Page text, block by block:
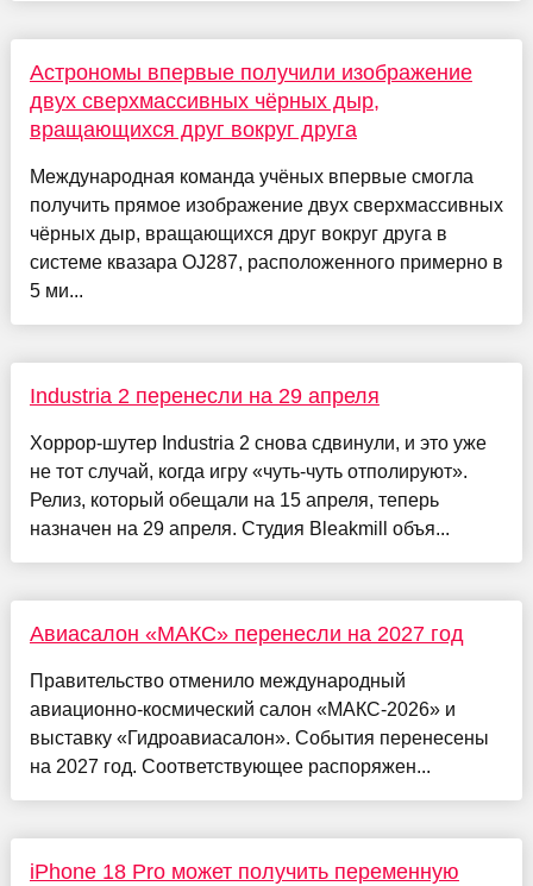
Астрономы впервые получили изображение
двух сверхмассивных чёрных дыр,
вращающихся друг вокруг друга
Международная команда учёных впервые смогла
получить прямое изображение двух сверхмассивных
чёрных дыр, вращающихся друг вокруг друга в
системе квазара OJ287, расположенного примерно в
5 ми...
Industria 2 перенесли на 29 апреля
Хоррор-шутер Industria 2 снова сдвинули, и это уже
не тот случай, когда игру «чуть-чуть отполируют».
Релиз, который обещали на 15 апреля, теперь
назначен на 29 апреля. Студия Bleakmill объя...
Авиасалон «МАКС» перенесли на 2027 год
Правительство отменило международный
авиационно-космический салон «МАКС-2026» и
выставку «Гидроавиасалон». События перенесены
на 2027 год. Соответствующее распоряжен...
iPhone 18 Pro может получить переменную